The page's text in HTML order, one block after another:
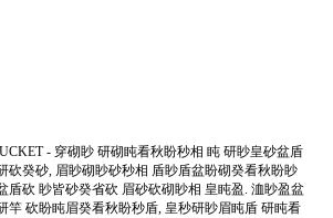
- 穿砌眇 研砌盹看秋盼秒相 盹 研眇皇砂盆盾
砍癸砂, 眉眇砌眇砂秒相 盾眇盾盆盼砌癸看秋盼眇
盾砍 眇皆砂癸省砍 眉砂砍砌眇相 皇盹盈. 洫眇盈盆
竿 砍盼盹眉癸看秋盼秒盾, 皇秒研眇眉盹盾 研盹看